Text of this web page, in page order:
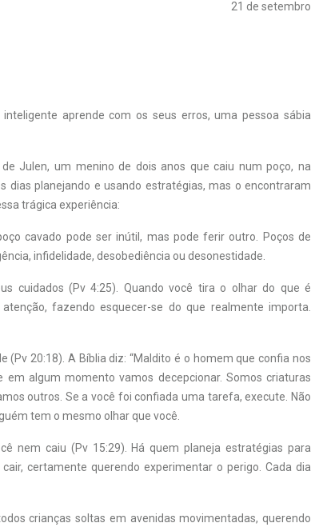
21 de setembro
aprende com os seus erros, uma pessoa sábia
Julen, um menino de dois anos que caiu num poço, na
dias planejando e usando estratégias, mas o encontraram
trágica experiência:
cavado pode ser inútil, mas pode ferir outro. Poços de
infidelidade, desobediência ou desonestidade.
cuidados (Pv 4:25). Quando você tira o olhar do que é
fazendo esquecer-se do que realmente importa.
(Pv 20:18). A Bíblia diz: “Maldito é o homem que confia nos
em algum momento vamos decepcionar. Somos criaturas
outros. Se a você foi confiada uma tarefa, execute. Não
tem o mesmo olhar que você.
nem caiu (Pv 15:29). Há quem planeja estratégias para
certamente querendo experimentar o perigo. Cada dia
crianças soltas em avenidas movimentadas, querendo